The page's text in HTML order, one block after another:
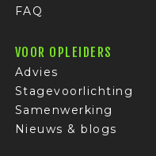
FAQ
VOOR OPLEIDERS
Advies
Stagevoorlichting
Samenwerking
Nieuws & blogs